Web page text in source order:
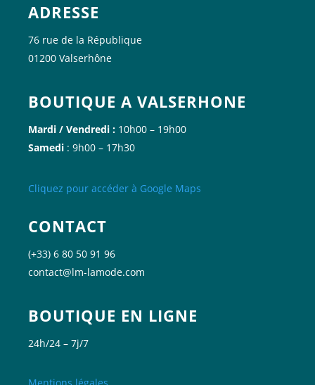
ADRESSE
76 rue de la République
01200 Valserhône
BOUTIQUE A VALSERHONE
Mardi / Vendredi : 10h00 – 19h00
Samedi : 9h00 – 17h30
Cliquez pour accéder à Google Maps
CONTACT
(+33) 6 80 50 91 96
contact@lm-lamode.com
BOUTIQUE EN LIGNE
24h/24 – 7j/7
Mentions légales